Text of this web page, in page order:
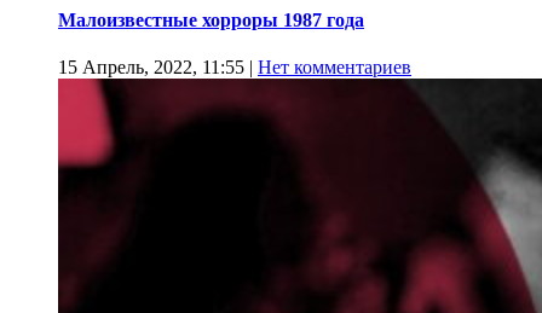
Малоизвестные хорроры 1987 года
15 Апрель, 2022, 11:55 | Нет комментариев